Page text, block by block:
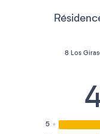
8 Los
5